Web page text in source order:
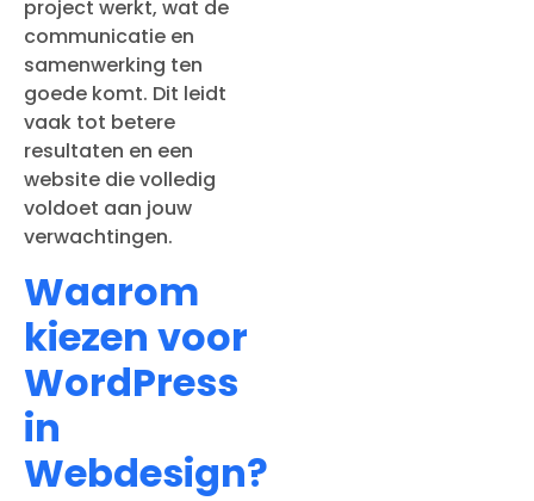
project werkt, wat de
communicatie en
samenwerking ten
goede komt. Dit leidt
vaak tot betere
resultaten en een
website die volledig
voldoet aan jouw
verwachtingen.
Waarom
kiezen voor
WordPress
in
Webdesign?